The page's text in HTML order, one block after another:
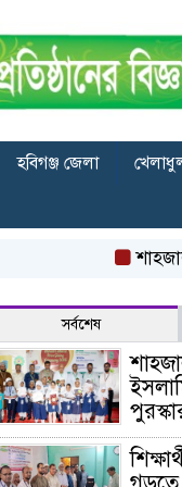
হবিগঞ্জ জেলা
শাহজালাল
সর্বশেষ